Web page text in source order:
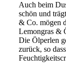
Auch beim
schön und
& Co. mögen
Lemongras &
Die Ölperlen
zurück, so